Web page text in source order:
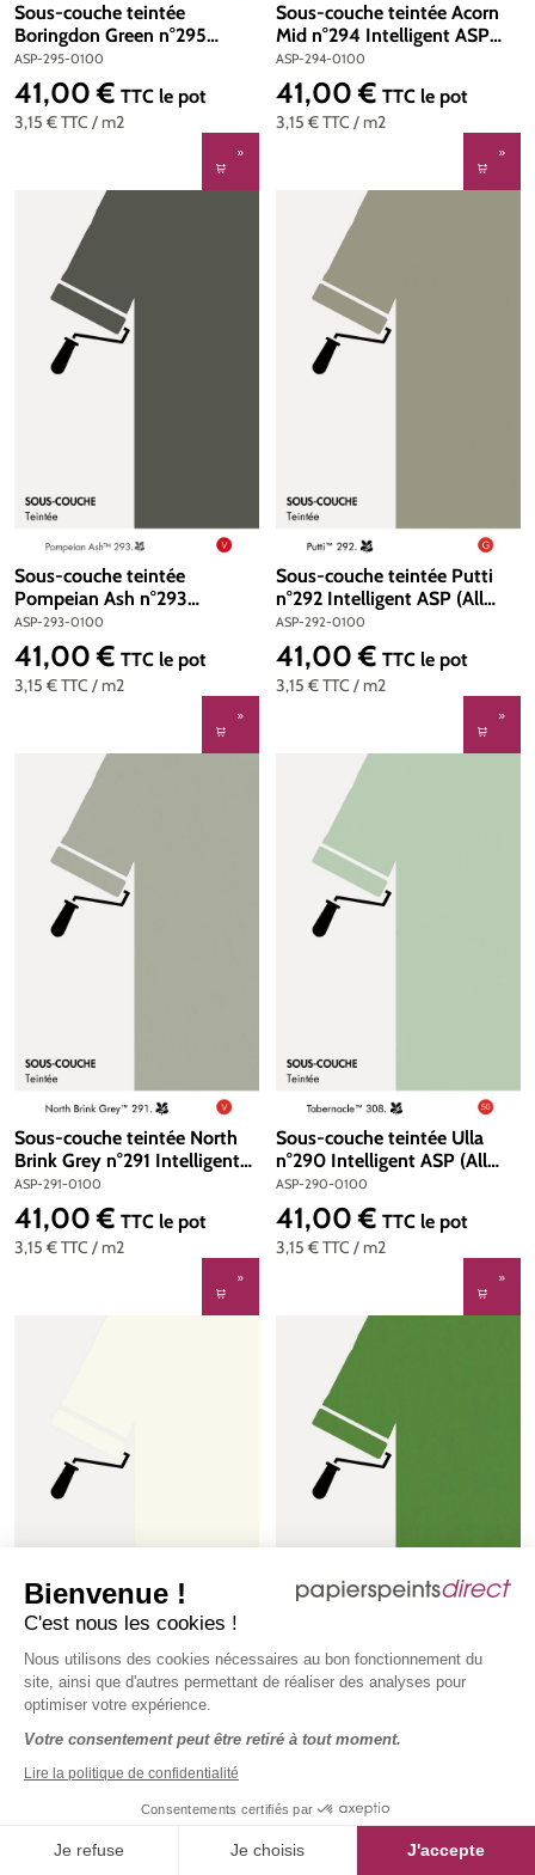
Bienvenue !
C'est nous les cookies !
Nous utilisons des cookies nécessaires au bon fonctionnement du
site, ainsi que d'autres permettant de réaliser des analyses pour
optimiser votre expérience.
Votre consentement peut être retiré à tout moment.
Lire la politique de confidentialité
Consentements certifiés par
Je refuse Je choisis J'accepte
Sous-couche teintée
Boringdon Green n°295
Intelligent ASP (All Surface
Primer) 1 litre
ASP-295-0100
3,15 €TTC / m2
Prix régulier :
41,00 € TTC le pot
Sous-couche teintée Acorn
Mid n°294 Intelligent ASP
(All Surface Primer) 1 litre
ASP-294-0100
3,15 €TTC / m2
Prix régulier :
41,00 € TTC le pot
Sous-couche teintée
Pompeian Ash n°293
Intelligent ASP (All Surface
Primer) 1 litre
ASP-293-0100
3,15 €TTC / m2
Prix régulier :
41,00 € TTC le pot
Sous-couche teintée Putti
n°292 Intelligent ASP (All
Surface Primer) 1 litre
ASP-292-0100
3,15 €TTC / m2
Prix régulier :
41,00 € TTC le pot
Sous-couche teintée North
Brink Grey n°291 Intelligent
ASP (All Surface Primer) 1
litre
ASP-291-0100
3,15 €TTC / m2
Prix régulier :
41,00 € TTC le pot
Sous-couche teintée Ulla
n°290 Intelligent ASP (All
Surface Primer) 1 litre
ASP-290-0100
3,15 €TTC / m2
Prix régulier :
41,00 € TTC le pot
Sous-couche teintée Pendula
Surface Primer) 1 litre
ASP-289-0100
Prix régulier :
41,00 €TTCle pot
(All Surface Primer) 1 litre
ASP-288-0100
3,15 €TTC/ m2